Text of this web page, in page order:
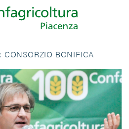
CONSORZIO BONIFICA